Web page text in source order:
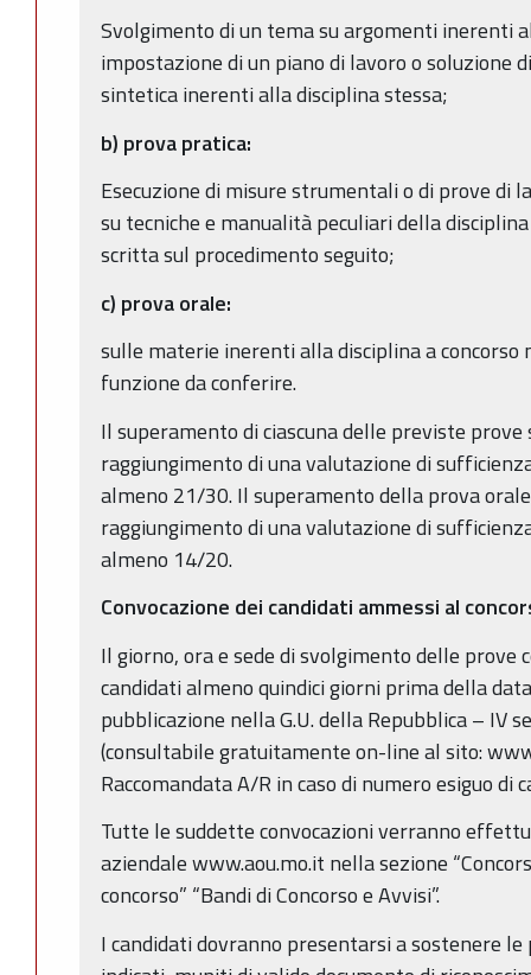
Svolgimento di un tema su argomenti inerenti
impostazione di un piano di lavoro o soluzione
sintetica inerenti alla disciplina stessa;
b) prova pratica:
Esecuzione di misure strumentali o di prove di
su tecniche e manualità peculiari della
scritta sul procedimento seguito;
c) prova orale:
sulle materie inerenti alla disciplina a concorso
funzione da conferire.
Il superamento di ciascuna delle previste
raggiungimento di una valutazione di
almeno 21/30. Il superamento della prova
raggiungimento di una valutazione di
almeno 14/20.
Convocazione dei candidati ammessi al
Il giorno, ora e sede di svolgimento delle prove
candidati almeno quindici giorni prima della
pubblicazione nella G.U. della Repubblica – IV
(consultabile gratuitamente on-line al sito:
Raccomandata A/R in caso di numero esiguo di
Tutte le suddette convocazioni verranno
aziendale www.aou.mo.it nella sezione
concorso” “Bandi di Concorso e Avvisi”.
I candidati dovranno presentarsi a sostenere